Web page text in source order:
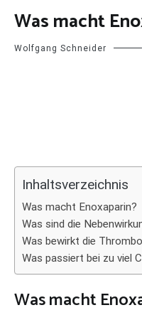
Was macht
Wolfgang Schneider
Inhaltsverzeichnis
Was macht Enoxaparin?
Was sind die
Was bewirkt die
Was passiert bei zu viel
Was macht